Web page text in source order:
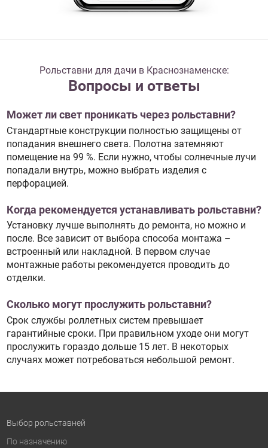
Рольставни для дачи в Краснознаменске:
Вопросы и ответы
Может ли свет проникать через рольставни?
Стандартные конструкции полностью защищены от
попадания внешнего света. Полотна затемняют
помещение на 99 %. Если нужно, чтобы солнечные лучи
попадали внутрь, можно выбрать изделия с
перфорацией.
Когда рекомендуется устанавливать рольставни?
Установку лучше выполнять до ремонта, но можно и
после. Все зависит от выбора способа монтажа –
встроенный или накладной. В первом случае
монтажные работы рекомендуется проводить до
отделки.
Сколько могут прослужить рольставни?
Срок службы роллетных систем превышает
гарантийные сроки. При правильном уходе они могут
прослужить гораздо дольше 15 лет. В некоторых
случаях может потребоваться небольшой ремонт.
Выбор рольставней
По назначению